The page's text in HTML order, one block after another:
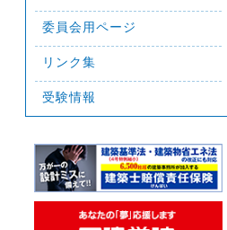
委員会用ページ
リンク集
受験情報